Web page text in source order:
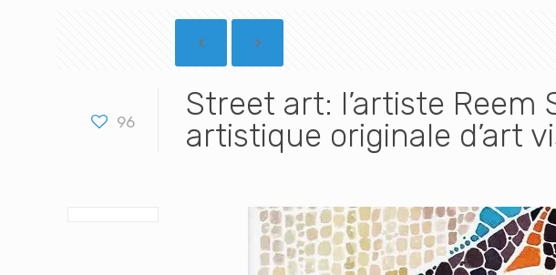
96
Street art: l’artiste
artistique originale d’art